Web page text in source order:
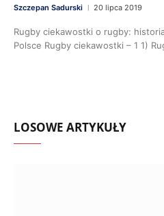
Szczepan Sadurski 20 lipca 2019
Rugby ciekawostki o rugby:
Polsce Rugby ciekawostki – 1 1)
LOSOWE ARTYKUŁY